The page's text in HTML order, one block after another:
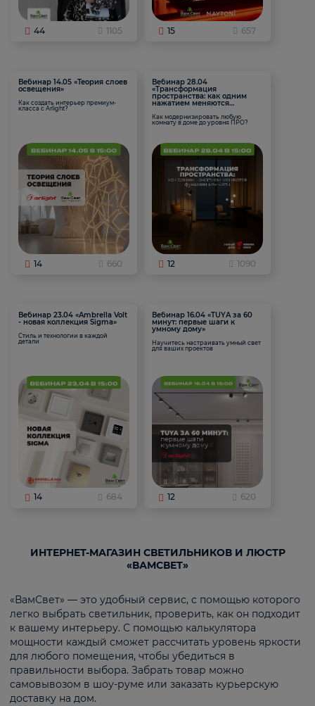
44 1105 15 657
Вебинар 14.05 «Теория слоев
освещения»
Как создать интерьер премиум-
класса с Arlight?
14 660
Вебинар 28.04
«Трансформация
пространства: как одним
нажатием меняются
Как модернизировать любую
комнату в доме до уровня ПРО?
12 1090
Вебинар 23.04 «Ambrella Volt
- новая коллекция Sigma»
Стиль и технологии в каждой
детали
14 684
Вебинар 16.04 «TUYA за 60
минут: первые шаги к
умному дому»
Научитесь настраивать умный свет
для ваших проектов
12 620
ИНТЕРНЕТ-МАГАЗИН СВЕТИЛЬНИКОВ И ЛЮСТР
«ВАМСВЕТ»
«ВамСвет» — это удобный сервис, с помощью которого
легко выбрать светильник, проверить, как он подходит
к вашему интерьеру. С помощью калькулятора
мощности каждый сможет рассчитать уровень яркости
для любого помещения, чтобы убедиться в
правильности выбора. Забрать товар можно
самовывозом в шоу-руме или заказать курьерскую
доставку на дом.